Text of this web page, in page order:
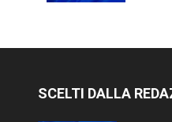
SCELTI DALLA